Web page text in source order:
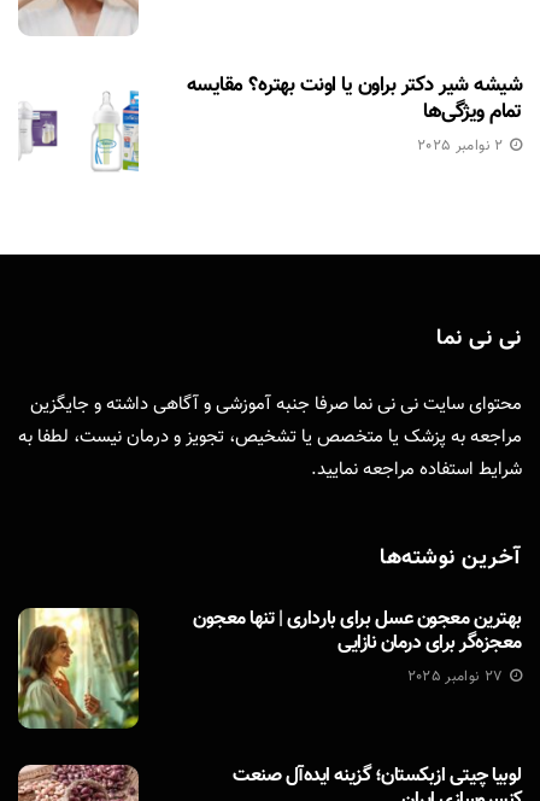
شیشه شیر دکتر براون یا اونت بهتره؟ مقایسه
تمام ویژگی‌ها
2 نوامبر 2025
نی نی نما
محتوای سایت نی نی نما صرفا جنبه آموزشی و آگاهی داشته و جایگزین
مراجعه به پزشک یا متخصص یا تشخیص، تجویز و درمان نیست، لطفا به
شرایط استفاده مراجعه نمایید.
آخرین نوشته‌ها
بهترین معجون عسل برای بارداری | تنها معجون
معجزه‌گر برای درمان نازایی
27 نوامبر 2025
لوبیا چیتی ازبکستان؛ گزینه ایده‌آل صنعت